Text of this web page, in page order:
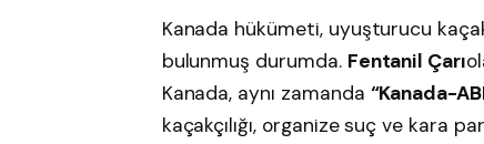
Kanada hükümeti, uyuşturucu
bulunmuş durumda. Fentanil Çarı
Kanada, aynı zamanda “Kanada-
kaçakçılığı, organize suç ve kara